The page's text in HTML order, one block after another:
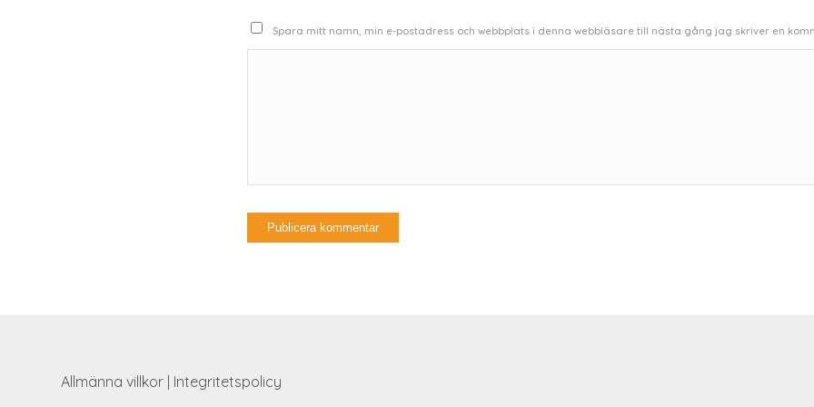
Spara mitt namn, min e-postadress och webbplats i denna webbläsare till nästa gång jag skriver en
Allmänna villkor | Integritetspolicy